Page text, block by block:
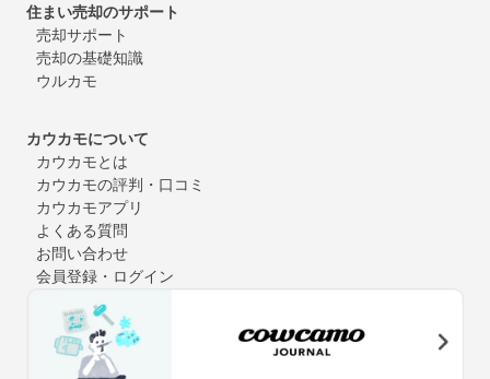
住まい売却のサポート
売却サポート
売却の基礎知識
ウルカモ
カウカモについて
カウカモとは
カウカモの評判・口コミ
カウカモアプリ
よくある質問
お問い合わせ
会員登録・ログイン